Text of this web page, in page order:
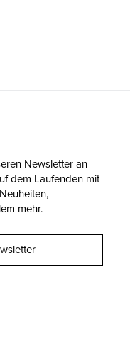
Newsletter an
dem Laufenden mit
mehr.